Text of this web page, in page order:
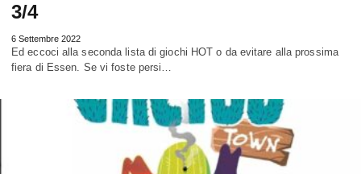
3/4
6 Settembre 2022
Ed eccoci alla seconda lista di giochi HOT o da evitare alla prossima
fiera di Essen. Se vi foste persi…